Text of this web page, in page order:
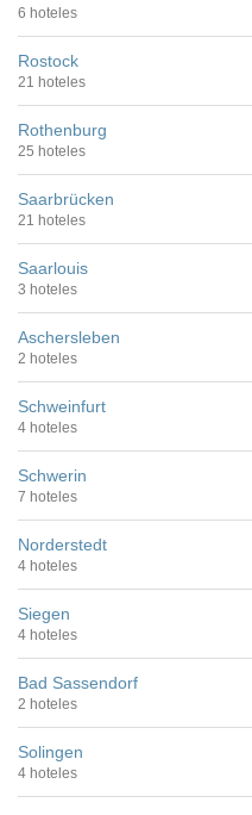
6 hoteles
Rostock
21 hoteles
Rothenburg
25 hoteles
Saarbrücken
21 hoteles
Saarlouis
3 hoteles
Aschersleben
2 hoteles
Schweinfurt
4 hoteles
Schwerin
7 hoteles
Norderstedt
4 hoteles
Siegen
4 hoteles
Bad Sassendorf
2 hoteles
Solingen
4 hoteles